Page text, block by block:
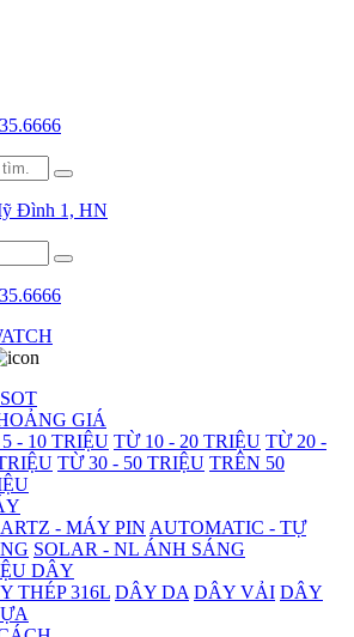
Đình 1, HN
GIÁ
- 10 TRIỆU TỪ 10 - 20 TRIỆU TỪ 20 -
TỪ 30 - 50 TRIỆU TRÊN 50
- MÁY PIN AUTOMATIC - TỰ
SOLAR - NL ÁNH SÁNG
DÂY
THÉP 316L DÂY DA DÂY VẢI DÂY